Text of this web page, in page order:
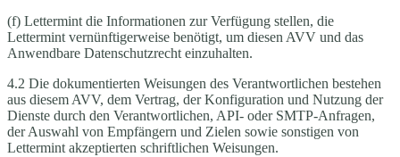
(f) Lettermint die Informationen zur Verfügung stellen, die
Lettermint vernünftigerweise benötigt, um diesen AVV und das
Anwendbare Datenschutzrecht einzuhalten.
4.2 Die dokumentierten Weisungen des Verantwortlichen bestehen
aus diesem AVV, dem Vertrag, der Konfiguration und Nutzung der
Dienste durch den Verantwortlichen, API- oder SMTP-Anfragen,
der Auswahl von Empfängern und Zielen sowie sonstigen von
Lettermint akzeptierten schriftlichen Weisungen.